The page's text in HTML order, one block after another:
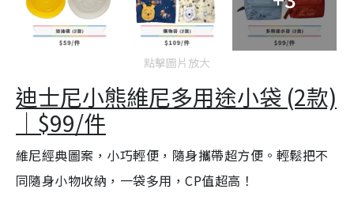
點擊圖片放大
迪士尼小熊維尼多用途小袋 (2款)
｜$99/件
維尼經典圖案，小巧輕便，隨身攜帶超方便。輕鬆把不
同隨身小物收納，一袋多用，CP值超高！